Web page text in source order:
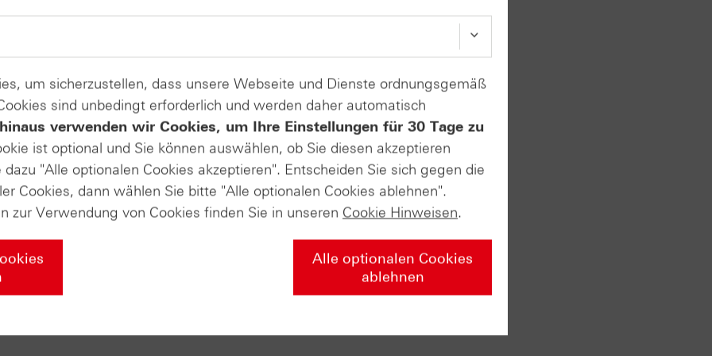
von etwa drei Milliarden US-Dollar. Die
24 bis 26 Milliarden US-Dollar angehoben, auch im
für rund 16,4 Milliarden US-Dollar.
Produkte auf
Shell plc
Masterclass in die Welt der Derivate
die Grundlagen der Börse wissen müssen – von den ersten
mit Zertifikaten und professionellem Money Management. Am
Ihr Wissen nochmal vertiefen soll. Falls Sie diesen Abschlusstest
HSBC-Masterclass-Zertifikat von uns! Wir würden uns sehr
um sicherzustellen, dass unsere Webseite und Dienste ordnungsgemäß
sind unbedingt erforderlich und werden daher automatisch
verwenden wir Cookies, um Ihre Einstellungen für 30 Tage zu
ist optional und Sie können auswählen, ob Sie diesen akzeptieren
"Alle optionalen Cookies akzeptieren". Entscheiden Sie sich gegen die
Cookies, dann wählen Sie bitte "Alle optionalen Cookies ablehnen".
zur Verwendung von Cookies finden Sie in unseren Cookie Hinweisen.
Alle optionalen Cookies
ablehnen